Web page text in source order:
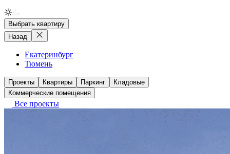
Выбрать квартиру
Назад
Екатеринбург
Тюмень
Проекты Квартиры Паркинг
Кладовые
Коммерческие помещения
Все проекты